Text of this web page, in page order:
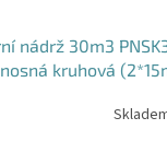
nádrž 30m3
kruhová